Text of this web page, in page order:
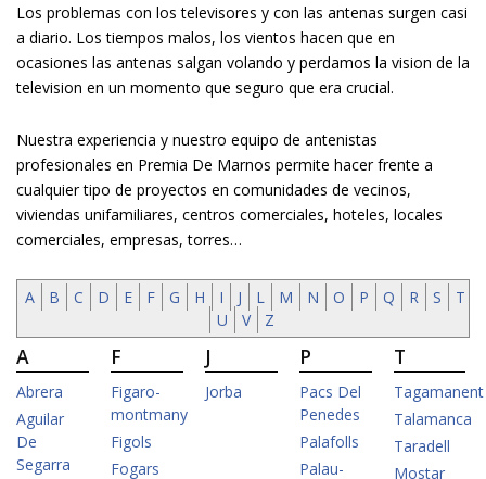
Los problemas con los televisores y con las antenas surgen casi
a diario. Los tiempos malos, los vientos hacen que en
ocasiones las antenas salgan volando y perdamos la vision de la
television en un momento que seguro que era crucial.
Nuestra experiencia y nuestro equipo de antenistas
profesionales en Premia De Marnos permite hacer frente a
cualquier tipo de proyectos en comunidades de vecinos,
viviendas unifamiliares, centros comerciales, hoteles, locales
comerciales, empresas, torres…
A B C D E F G H I J L M N O P Q R S
T
U
V Z
A
Abrera
Aguilar
De
Segarra
F
Figaro-
montmany
Figols
Fogars
J
Jorba
P
Pacs Del
Penedes
Palafolls
Palau-
T
Tagamanent
Talamanca
Taradell
Mostar